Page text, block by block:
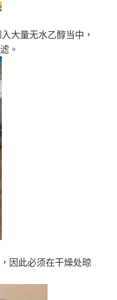
大量无水乙醇当中，
。
因此必须在干燥处晾